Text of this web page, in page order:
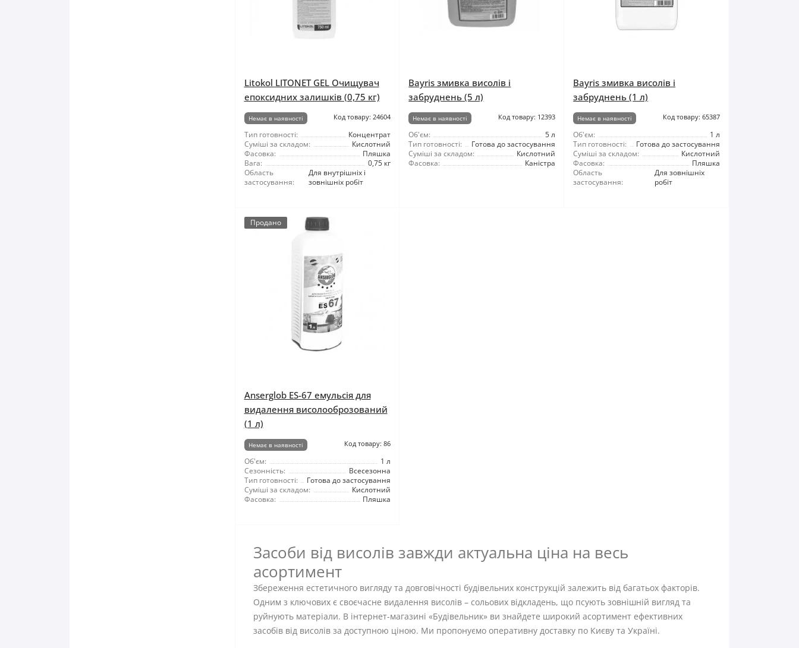
Litokol LITONET GEL Очищувач
епоксидних залишків (0,75 кг)
Немає в наявності Код товару: 24604
Тип готовності:
Концентрат
Суміші за складом:
Кислотний
Фасовка:
Пляшка
Вага:
0,75 кг
Область
застосування:
Для внутрішніх і
зовнішніх робіт
Bayris змивка висолів і
забруднень (5 л)
Немає в наявності Код товару: 12393
Об'єм:
5 л
Тип готовності:
Готова до застосування
Суміші за складом:
Кислотний
Фасовка:
Каністра
Bayris змивка висолів і
забруднень (1 л)
Немає в наявності Код товару: 65387
Об'єм:
1 л
Тип готовності:
Готова до застосування
Суміші за складом:
Кислотний
Фасовка:
Пляшка
Область
застосування:
Для зовнішніх
робіт
Продано
Anserglob ES-67 емульсія для
видалення висолооброзований
(1 л)
Немає в наявності Код товару: 86
Об'єм:
1 л
Сезонність:
Всесезонна
Тип готовності:
Готова до застосування
Суміші за складом:
Кислотний
Фасовка:
Пляшка
Засоби від висолів завжди актуальна ціна на весь
асортимент
Збереження естетичного вигляду та довговічності будівельних конструкцій залежить від багатьох факторів.
Одним з ключових є своєчасне видалення висолів – сольових відкладень, що псують зовнішній вигляд та
руйнують матеріали. В інтернет-магазині «Будівельник» ви знайдете широкий асортимент ефективних
засобів від висолів за доступною ціною. Ми пропонуємо оперативну доставку по Києву та Україні.